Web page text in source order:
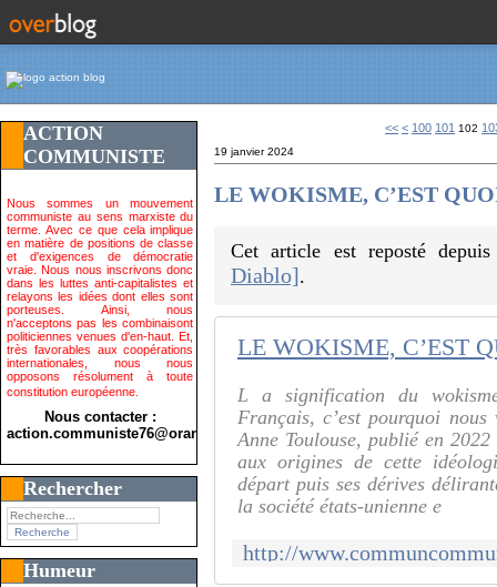
ACTION
COMMUNISTE
Nous sommes un mouvement
communiste au sens marxiste du
terme. Avec ce que cela implique
en matière de positions de classe
et d'exigences de démocratie
vraie. Nous nous inscrivons donc
dans les luttes anti-capitalistes et
relayons les idées dont elles sont
porteuses. Ainsi, nous
n'acceptons pas les combinaisont
politiciennes venues d'en-haut. Et,
très favorables aux coopérations
internationales, nous nous
opposons résolument à toute
constitution européenne.
Nous contacter :
action.communiste76@orange.fr>
Rechercher
Humeur
<< < 100 101 102
19 janvier 2024
LE WOKISME, C’EST
Cet article est reposté
Diablo].
LE WOKISME, C’EST
L a signification du
Français, c’est pourquoi
Anne Toulouse, publié en
aux origines de cette
départ puis ses dérives
la société états-unienne e